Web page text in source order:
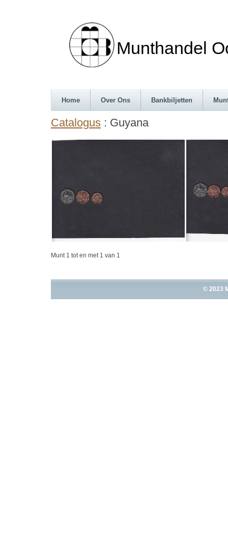
Munthandel
Home Over Ons Bankbiljetten
Catalogus : Guyana
Munt 1 tot en met 1 van 1
© 2023